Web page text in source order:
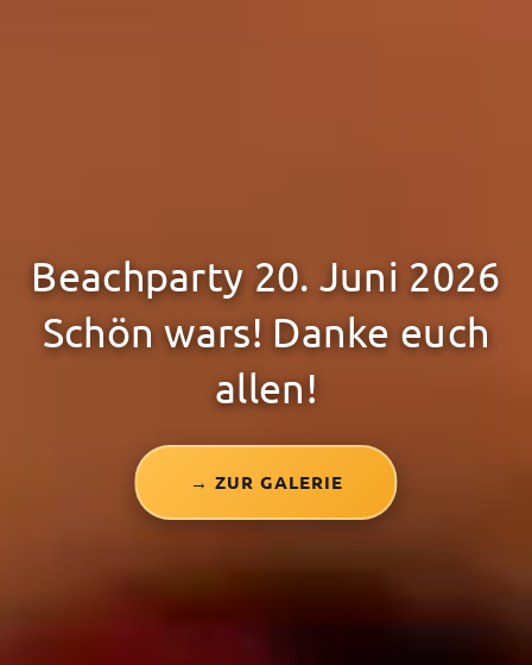
Beachparty 20. Juni 2026
Schön wars! Danke euch
allen!
→ ZUR GALERIE